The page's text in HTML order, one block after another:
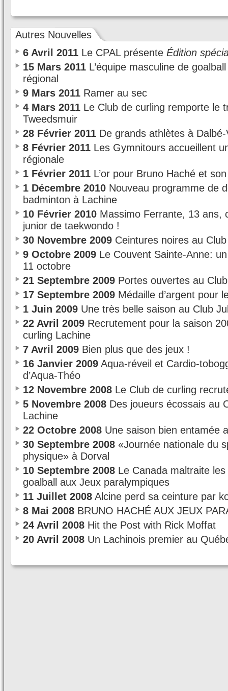
Autres Nouvelles
6 Avril 2011 Le CPAL présente Édition
15 Mars 2011 L’équipe masculine de
régional
9 Mars 2011 Ramer au sec
4 Mars 2011 Le Club de curling remporte le
Tweedsmuir
28 Février 2011 De grands athlètes à
8 Février 2011 Les Gymnitours accueillent
régionale
1 Février 2011 L’or pour Bruno Haché et
1 Décembre 2010 Nouveau programme de
badminton à Lachine
10 Février 2010 Massimo Ferrante, 13 ans,
junior de taekwondo !
30 Novembre 2009 Ceintures noires au
9 Octobre 2009 Le Couvent Sainte-Anne:
11 octobre
21 Septembre 2009 Portes ouvertes au
17 Septembre 2009 Médaille d’argent pour
1 Juin 2009 Une très belle saison au Club
22 Avril 2009 Recrutement pour la saison
curling Lachine
7 Avril 2009 Bien plus que des jeux !
16 Janvier 2009 Aqua-réveil et Cardio-
d’Aqua-Théo
12 Novembre 2008 Le Club de curling
5 Novembre 2008 Des joueurs écossais au
Lachine
22 Octobre 2008 Une saison bien entamée
30 Septembre 2008 «Journée nationale du
physique» à Dorval
10 Septembre 2008 Le Canada maltraite
goalball aux Jeux paralympiques
11 Juillet 2008 Alcine perd sa ceinture par
8 Mai 2008 BRUNO HACHÉ AUX JEUX
24 Avril 2008 Hit the Post with Rick Moffat
20 Avril 2008 Un Lachinois premier au